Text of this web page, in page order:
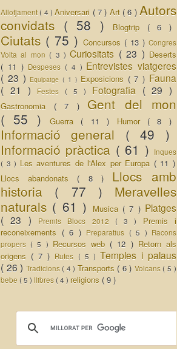
Allotjament ( 4 )Aniversari ( 7 ) Art ( 6 )Autors
convidats ( 58 ) Blogtrip ( 6 )
Ciutats ( 75 ) Concursos ( 13 ) Congres
Volta al mon ( 3 )Curiositats ( 23 ) Deserts
( 11 ) Despeses ( 4 ) Entrevistes viatgeres
( 23 ) Equipatge( 1 ) Exposicions ( 7 ) Fauna
( 21 )
Festes ( 5 ) Fotografia ( 29 )
Gastronomia ( 7 ) Gent del mon
( 55 )Guerra ( 11 ) Humor ( 8 )
Informació general ( 49 )
Informació pràctica ( 61 )
Inques
( 3 ) Les aventures de l'Alex per Europa ( 11 )
Llocs abandonats ( 8 ) Llocs amb
historia ( 77 ) Meravelles
naturals ( 61 ) Musica ( 7 ) Platges
( 23 )
Premis Blocs 2012 ( 3 ) Premis i
reconeixements ( 6 ) Preparatius ( 5 ) Racons
propers ( 5 ) Recursos web ( 12 ) Retorn als
origens ( 7 ) Rutes ( 5 ) Temples i palaus
( 26 ) Tradicions ( 4 ) Transports ( 6 ) Volcans ( 5 )
bebe ( 5 ) llibres ( 4 ) religions ( 9 )